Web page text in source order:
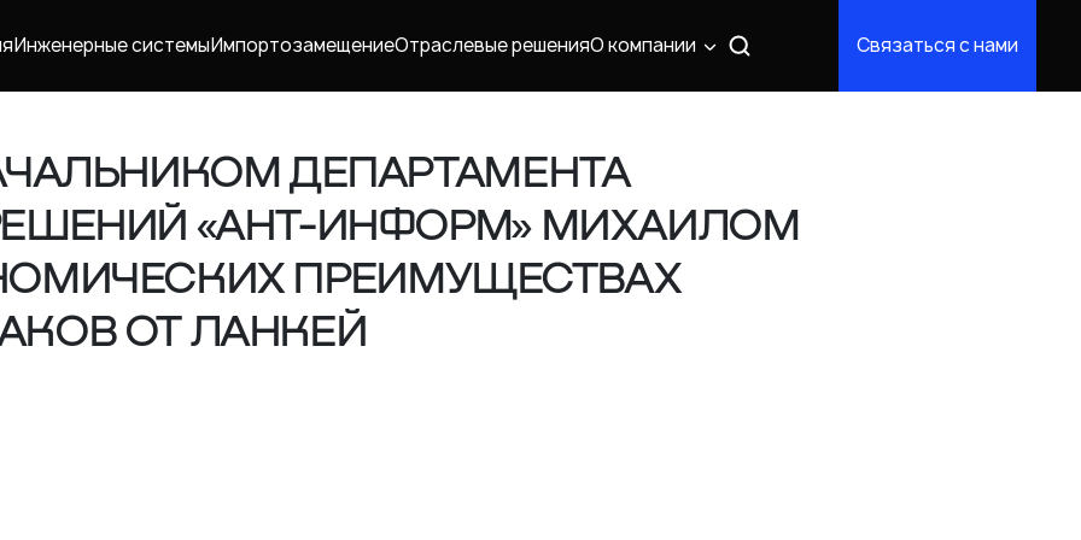
Инженерные системыИмпорто­замещениеОтраслевые решенияО компании Связаться с нами
ДЕПАРТАМЕНТА
«АНТ-ИНФОРМ» МИХАИЛОМ
ПРЕИМУЩЕСТВАХ
ОТ ЛАНКЕЙ